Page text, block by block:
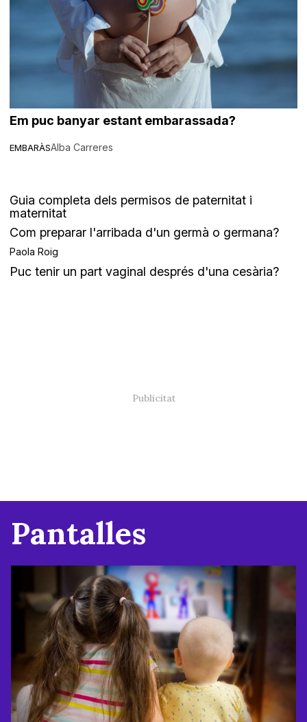
EMBARÀS
Em puc banyar estant embarassada?
Alba Carreres
Guia completa dels permisos de paternitat i
maternitat
Com preparar l'arribada d'un germà o germana?
Paola Roig
Puc tenir un part vaginal després d'una cesària?
Pantalles